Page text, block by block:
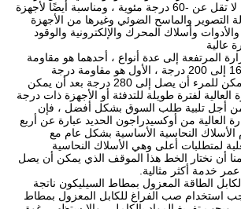
الحرارة المحيطة التي لا تقل عن -60 درجة مئوية ، ومناسبة أيضًا لأجهزة
التصوير والماسح الضوئي وغيرها من الأجهزة
وأسلاك المحرك والإلكترونية والوقود
عالية
المرتفعة إلى عدة أنواع ، أحدهما هو مقاومة
درجات الحرارة من 160 إلى 200 درجة ، الأول هو مقاومة درجة
الحرارة 260 درجة ويمكن للمرء أن يصل إلى 280 درجة بعد أن يمكن
لفترة طويلة للتدفئة أو الأجهزة ذات درجة
من أجل تلبية طلب السوق بشكل أفضل ، فإن
العالية من أوكسيدراجون الحديد عبارة عن أربع
النحاسية الأساسية بشكل عام مع
لمتطلبات أعلى وهي الأسلاك النحاسية
منا أن نختار الخط هذا الموقف الذي يمكن أن يصل
خدمة أكثر مثالية.
الطاقة المعزول بمطاط السيليكون ناتجة
استخدام صب الفراغ للكابل المعزول بمطاط